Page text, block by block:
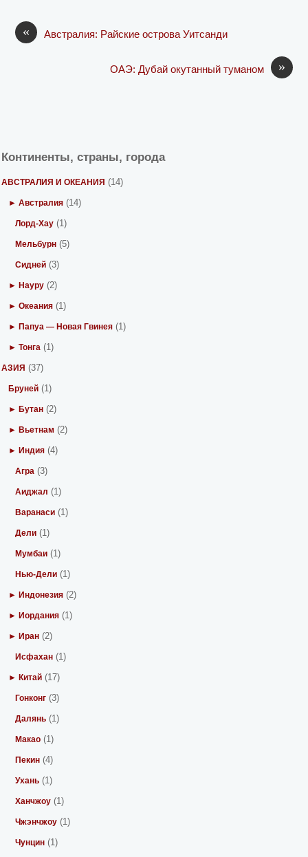
« Австралия: Райские острова Уитсанди
»
ОАЭ: Дубай окутанный туманом
Континенты, страны, города
АВСТРАЛИЯ И ОКЕАНИЯ (14)
► Австралия (14)
Лорд-Хау (1)
Мельбурн (5)
Сидней (3)
► Науру (2)
► Океания (1)
► Папуа — Новая Гвинея (1)
► Тонга (1)
АЗИЯ (37)
Бруней (1)
► Бутан (2)
► Вьетнам (2)
► Индия (4)
Агра (3)
Аиджал (1)
Варанаси (1)
Дели (1)
Мумбаи (1)
Нью-Дели (1)
► Индонезия (2)
► Иордания (1)
► Иран (2)
Исфахан (1)
► Китай (17)
Гонконг (3)
Далянь (1)
Макао (1)
Пекин (4)
Ухань (1)
Ханчжоу (1)
Чжэнчжоу (1)
Чунцин (1)